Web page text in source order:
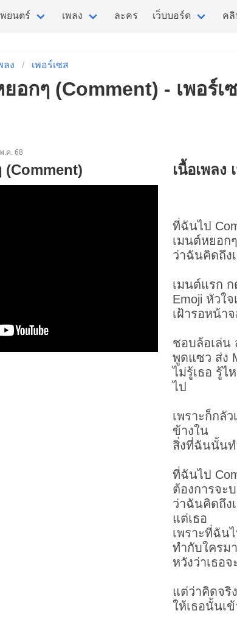
ยนตร์ เพลง ละคร เว็บบอร์ด คลิ
ลง เพอร์เซส
ยอกๆ (Comment) - เพอร์เ
พ.ค. 68
(Comment) เนื้อเพลง
ที่ฉันไป
เมนต์หยอก
ว่าฉันคิดถึง
เมนต์แรก ก
Emoji หัวใ
เฝ้ารอหน้า
ชอบล้อเล่น
พูดแซว ส่ง
ไม่รู้เธอ รู้ไ
ไป
เพราะก็กลั
ข้างใน
สิ่งที่ฉันนั้นท
ที่ฉันไป
ต้องการจะ
ว่าฉันคิดถึง
แต่เธอ
เพราะที่ฉัน
ทำกับใครม
หวังว่าเธอ
แต่ว่าคิดจริ
ให้เธอนั้นเ